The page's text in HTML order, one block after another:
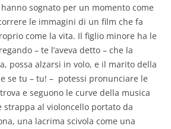
sognato per un momento come
le immagini di un film che fa
come la vita. Il figlio minore ha le
– te l’aveva detto – che la
possa alzarsi in volo, e il marito della
se tu – tu! – potessi pronunciare le
e seguono le curve della musica
strappa al violoncello portato da
una lacrima scivola come una